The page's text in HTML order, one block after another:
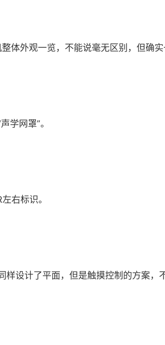
体外观一览，不能说毫无区别，但确实
学网罩”。
右标识。
样设计了平面，但是触摸控制的方案，